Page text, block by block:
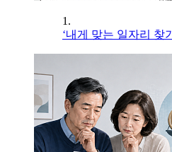
1.
‘내게 맞는 일자리 찾